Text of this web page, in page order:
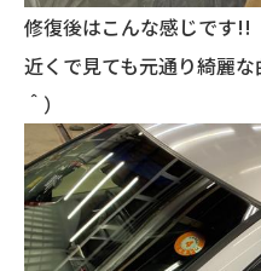
修復後はこんな感じです!!
近くで見ても元通り綺麗
＾）